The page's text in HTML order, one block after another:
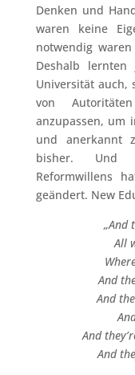
Denken und
waren keine
notwendig
Deshalb
Universität auch,
von
anzupassen, um
und anerkannt
bisher. Und
Reformwillens
geändert. New
„And
All
And
And
And
And